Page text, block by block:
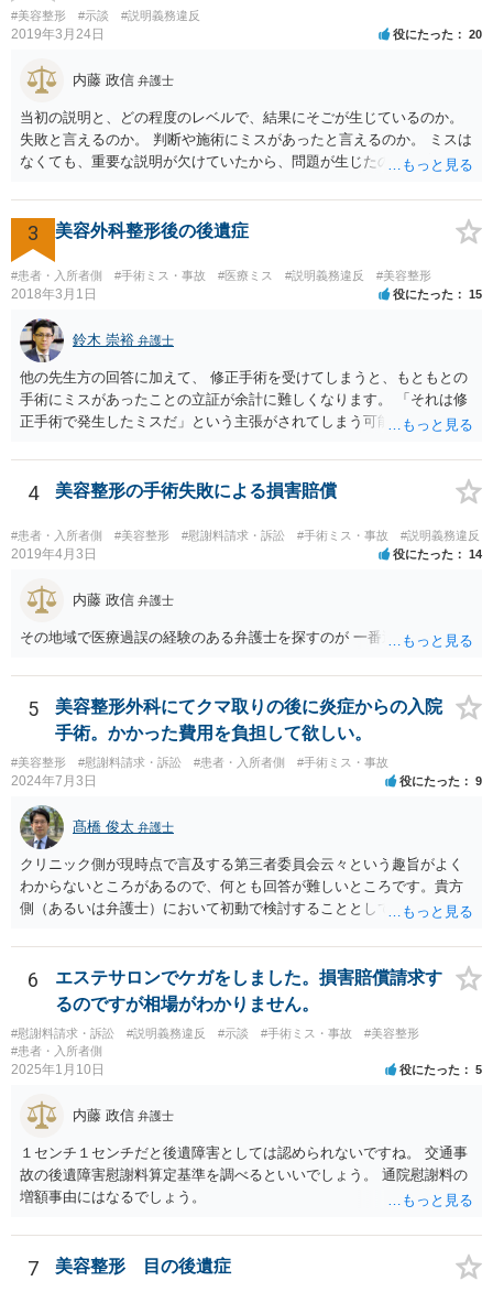
したこと 「せいで」と強調した点が，内藤先生のご指摘なさる「相当
因果関係」です。 手術のミスと関係のないことまでは責任追及ができ
しく悪くなってしまったとか， 手術のミスの結果，入院期間が延びて
しまったとかいう事情があれば， 追加請求が可能な余地があります。
ただし，手術代の返金に応じた際に「これ以上金銭の請求はしませ
ん」という趣旨の合意をしてしまっていると， 上記の請求は，基本的
には困難となります。
#美容整形 #示談 #説明義務違反
2019年3月24日 役にたった 20
内藤 政信 弁護士
当初の説明と、どの程度のレベルで、結果にそごが生じているのか。
失敗と言えるのか。 判断や施術にミスがあったと言えるのか。 ミスは
なくても、重要な説明が欠けていたから、問題が生じたのか。 美容整
3 美容外科整形後の後遺症
#患者・入所者側 #手術ミス・事故 #医療ミス #説明義務違反 #美容整形
2018年3月1日 役にたった 15
鈴木 崇裕 弁護士
他の先生方の回答に加えて、 修正手術を受けてしまうと、もともとの
手術にミスがあったことの立証が余計に難しくなります。 「それは修
正手術で発生したミスだ」という主張がされてしまう可能性があるか
検討なさっているのであれば、修正手術を受けるまえに弁護士に相談
して対応を決めることを強くお勧めいたします。
4 美容整形の手術失敗による損害賠償
#患者・入所者側 #美容整形 #慰謝料請求・訴訟 #手術ミス・事故 #説明義務違反
2019年4月3日 役にたった 14
内藤 政信 弁護士
その地域で医療過誤の経験のある弁護士を探すのが 一番近道だね。
5
美容整形外科にてクマ取りの後に炎症からの入院
手術。かかった費用を負担して欲しい。
#美容整形 #慰謝料請求・訴訟 #患者・入所者側 #手術ミス・事故
2024年7月3日 役にたった 9
髙橋 俊太 弁護士
クリニック側が現時点で言及する第三者委員会云々という趣旨がよく
わからないところがあるので、何とも回答が難しいところです。貴方
側（あるいは弁護士）において初動で検討することとしては、クリニ
医師意見聴取などが考えられるかと思います。それらを踏まえてクリ
ニック側の過失を肯定できそうであれば、クリニックに対して具体的
に損害賠償請求をしていくことになります。
6
エステサロンでケガをしました。損害賠償請求す
るのですが相場がわかりません。
#慰謝料請求・訴訟 #説明義務違反 #示談 #手術ミス・事故
#美容整形
#患者・入所者側
2025年1月10日 役にたった 5
内藤 政信 弁護士
１センチ１センチだと後遺障害としては認められないですね。 交通事
故の後遺障害慰謝料算定基準を調べるといいでしょう。 通院慰謝料の
増額事由にはなるでしょう。
7 美容整形 目の後遺症